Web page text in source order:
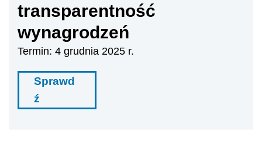
transparentność
wynagrodzeń
Termin: 4 grudnia 2025 r.
Sprawd
ź